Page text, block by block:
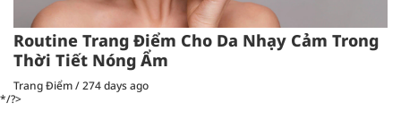
Routine Trang Điểm Cho Da Nhạy Cảm Trong
Thời Tiết Nóng Ẩm
Trang Điểm/274 days ago
*/?>